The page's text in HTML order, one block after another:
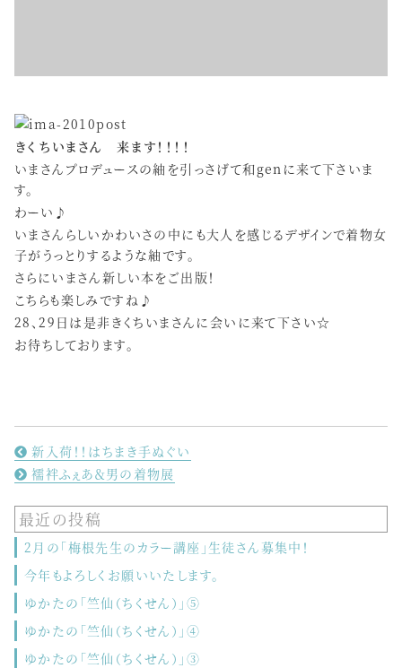
きくちいまさん 来ます！！！！
いまさんプロデュースの紬を引っさげて和genに来て下さいま
す。
わーい♪
いまさんらしいかわいさの中にも大人を感じるデザインで着物女
子がうっとりするような紬です。
さらにいまさん新しい本をご出版！
こちらも楽しみですね♪
28、29日は是非きくちいまさんに会いに来て下さい☆
お待ちしております。
新入荷！！はちまき手ぬぐい
襦袢ふぇあ＆男の着物展
最近の投稿
2月の「梅根先生のカラー講座」生徒さん募集中！
今年もよろしくお願いいたします。
ゆかたの「竺仙（ちくせん）」⑤
ゆかたの「竺仙（ちくせん）」④
ゆかたの「竺仙（ちくせん）」③